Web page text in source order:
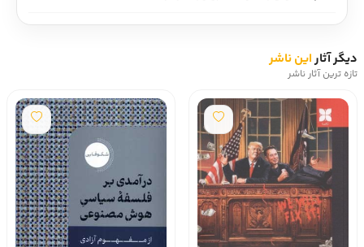
دیگر آثاراین ناشر
تازه ترین آثار ناشر